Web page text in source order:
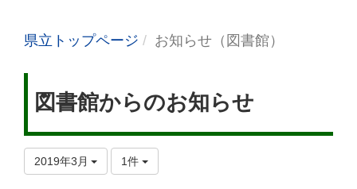
県立トップページ お知らせ（図書館）
図書館からのお知らせ
2019年3月 1件